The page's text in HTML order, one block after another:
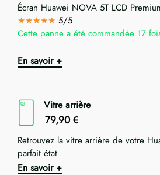
Écran Huawei NOVA 5T LCD
★★★★★ 5/5
Cette panne a été commandée 17
En savoir +
Vitre arrière
79,90 €
Retrouvez la vitre arrière de votre
parfait état
En savoir +